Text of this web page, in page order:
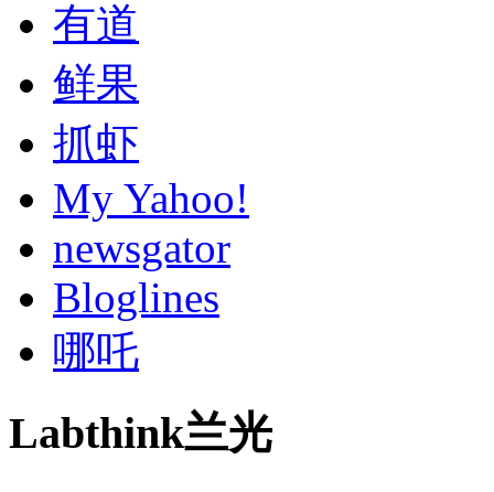
有道
鲜果
抓虾
My Yahoo!
newsgator
Bloglines
哪吒
Labthink兰光